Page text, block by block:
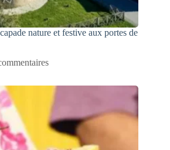
nature et festive aux portes de